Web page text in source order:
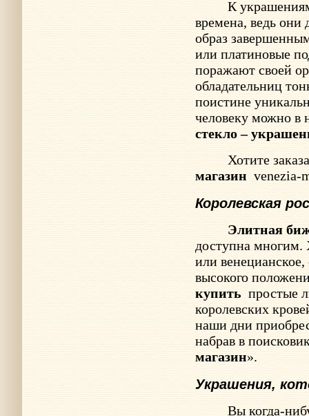
К
времена, ведь
образ
или платиновые
поражают своей
обладательниц
поистине
человеку можно в
стекло –
Хотите
магазин venezia-
Королевская
Элитная
доступна многим.
или
высокого
купить простые
королевских
наши дни
набрав в
магазин».
Украшения,
Вы когда-